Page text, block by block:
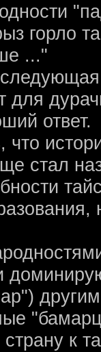
горло
..."
ответ.
что
стал
к